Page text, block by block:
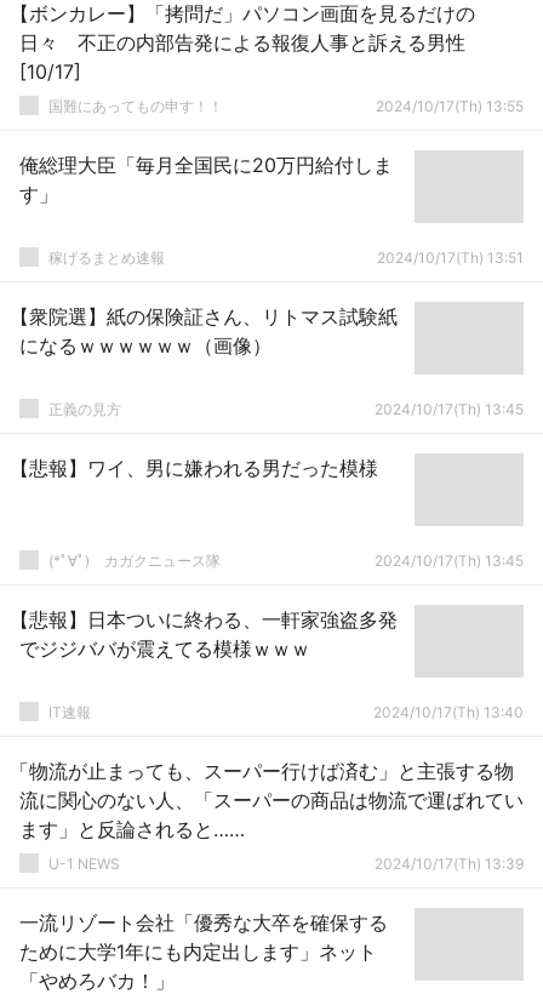
【ボンカレー】「拷問だ」パソコン画面を見るだけの
日々 不正の内部告発による報復人事と訴える男性
[10/17]
国難にあってもの申す！！ 2024/10/17(Th) 13:55
俺総理大臣「毎月全国民に20万円給付しま
す」
稼げるまとめ速報 2024/10/17(Th) 13:51
【衆院選】紙の保険証さん、リトマス試験紙
になるｗｗｗｗｗｗ（画像）
正義の見方 2024/10/17(Th) 13:45
【悲報】ワイ、男に嫌われる男だった模様
(*ﾟ∀ﾟ)ゞカガクニュース隊 2024/10/17(Th) 13:45
【悲報】日本ついに終わる、一軒家強盗多発
でジジババが震えてる模様ｗｗｗ
IT速報 2024/10/17(Th) 13:40
「物流が止まっても、スーパー行けば済む」と主張する物
流に関心のない人、「スーパーの商品は物流で運ばれてい
ます」と反論されると……
U-1 NEWS 2024/10/17(Th) 13:39
一流リゾート会社「優秀な大卒を確保する
ために大学1年にも内定出します」ネット
「やめろバカ！」